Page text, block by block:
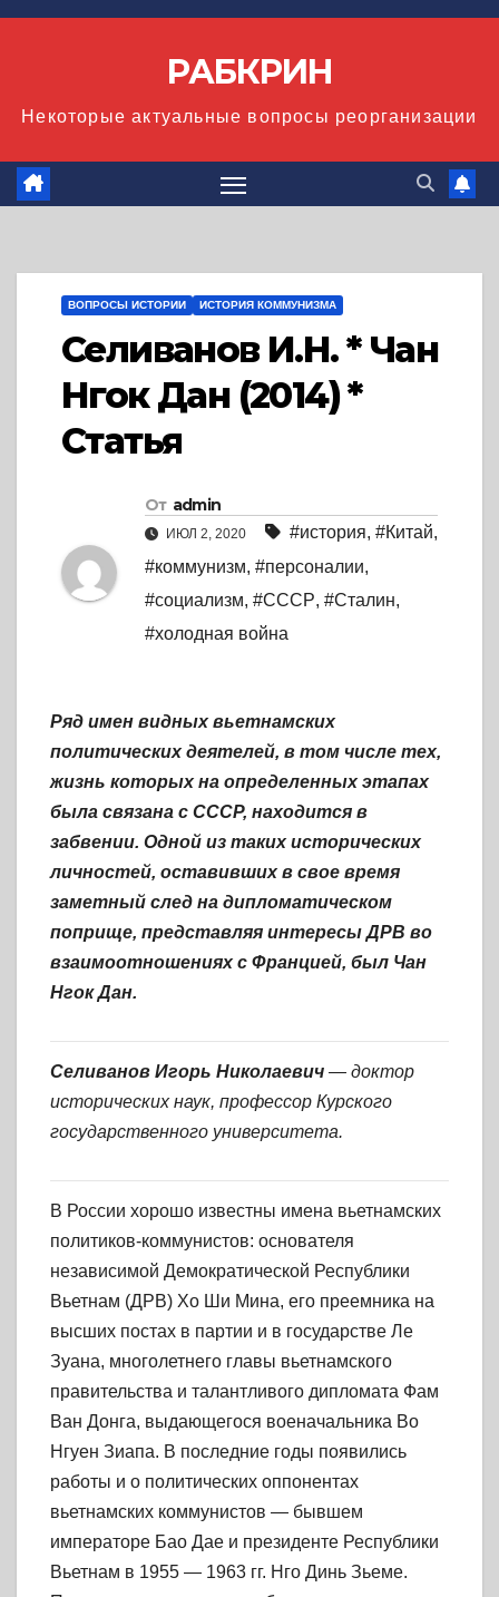
Перейти
РАБКРИН
Некоторые актуальные вопросы реорганизации
ВОПРОСЫ ИСТОРИИ ИСТОРИЯ КОММУНИЗМА
Селиванов И.Н. * Чан
Нгок Дан (2014) *
Статья
От admin
ИЮЛ 2, 2020 #история, #Китай,
#коммунизм, #персоналии,
#социализм, #СССР, #Сталин,
#холодная война
Ряд имен видных вьетнамских
политических деятелей, в том числе тех,
жизнь которых на определенных этапах
была связана с СССР, находится в
забвении. Одной из таких исторических
личностей, оставивших в свое время
заметный след на дипломатическом
поприще, представляя интересы ДРВ во
взаимоотношениях с Францией, был Чан
Нгок Дан.
Селиванов Игорь Николаевич — доктор
исторических наук, профессор Курского
государственного университета.
В России хорошо известны имена вьетнамских
политиков-коммунистов: основателя
независимой Демократической Республики
Вьетнам (ДРВ) Хо Ши Мина, его преемника на
высших постах в партии и в государстве Ле
Зуана, многолетнего главы вьетнамского
правительства и талантливого дипломата Фам
Ван Донга, выдающегося военачальника Во
Нгуен Зиапа. В последние годы появились
работы и о политических оппонентах
вьетнамских коммунистов — бывшем
императоре Бао Дае и президенте Республики
Вьетнам в 1955 — 1963 гг. Нго Динь Зьеме.